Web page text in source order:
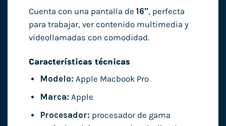
Cuenta con una pantalla de 16″, perfecta
para trabajar, ver contenido multimedia y
videollamadas con comodidad.
Características técnicas
Modelo: Apple Macbook Pro
Marca: Apple
Procesador: procesador de gama